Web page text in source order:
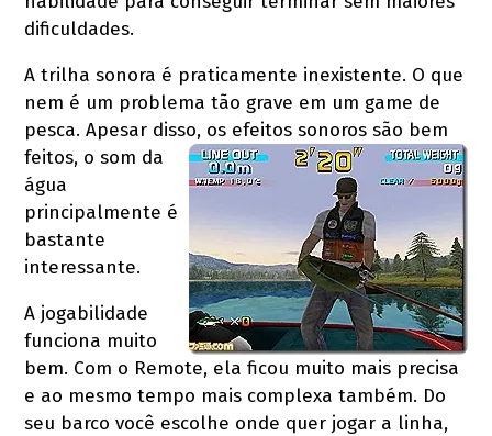
dificuldades.
A trilha sonora é praticamente inexistente. O que
nem é um problema tão grave em um game de
pesca. Apesar disso, os efeitos sonoros são bem
feitos, o som da
água
principalmente é
bastante
interessante.
A jogabilidade
funciona muito
bem. Com o Remote, ela ficou muito mais precisa
e ao mesmo tempo mais complexa também. Do
seu barco você escolhe onde quer jogar a linha,